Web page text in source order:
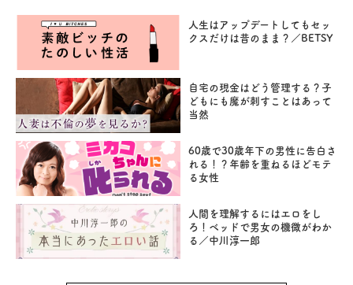
人生はアップデートしてもセッ
クスだけは昔のまま？／BETSY
自宅の現金はどう管理する？子
どもにも魔が刺すことはあって
当然
60歳で30歳年下の男性に告白さ
れる！？年齢を重ねるほどモテ
る女性
人間を理解するにはエロをし
ろ！ベッドで男女の機微がわか
る／中川淳一郎